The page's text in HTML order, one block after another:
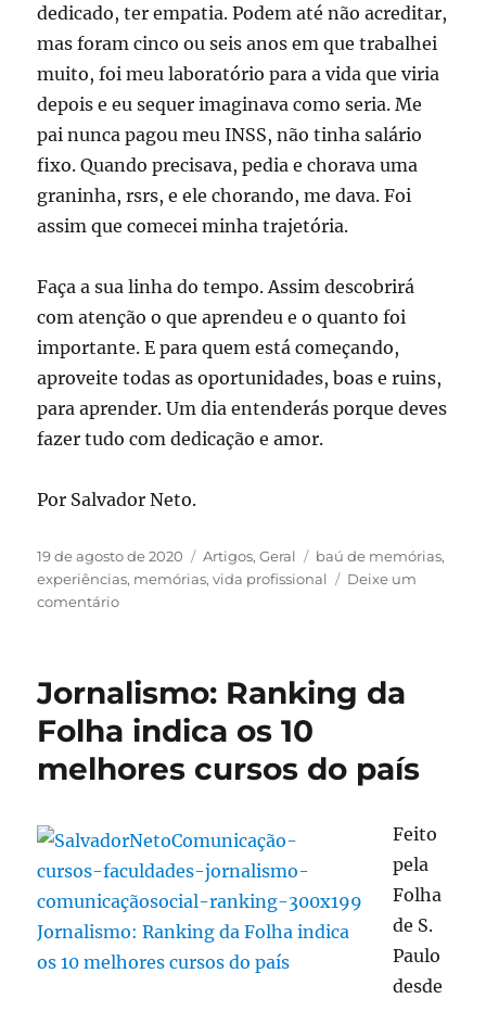
dedicado, ter empatia. Podem até não acreditar,
mas foram cinco ou seis anos em que trabalhei
muito, foi meu laboratório para a vida que viria
depois e eu sequer imaginava como seria. Me
pai nunca pagou meu INSS, não tinha salário
fixo. Quando precisava, pedia e chorava uma
graninha, rsrs, e ele chorando, me dava. Foi
assim que comecei minha trajetória.
Faça a sua linha do tempo. Assim descobrirá
com atenção o que aprendeu e o quanto foi
importante. E para quem está começando,
aproveite todas as oportunidades, boas e ruins,
para aprender. Um dia entenderás porque deves
fazer tudo com dedicação e amor.
Por Salvador Neto.
Publicado
em
19 de agosto de 2020 Categorias
Artigos,Geral Tags
baú de memórias,
experiências, memórias,vida profissional
Deixe um
comentárioem
–
Do
balcão
de
bar
Jornalismo: Ranking da
Folha indica os 10
melhores cursos do país
Feito
pela
Folha
de S.
Paulo
desde